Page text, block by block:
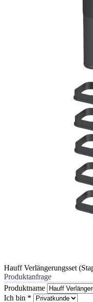
Hauff Verlängerungsset
Produktanfrage
Produktname
Ich bin *